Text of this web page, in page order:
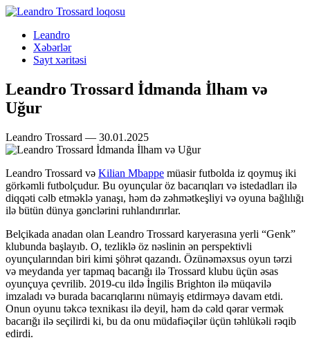
Leandro
Xəbərlər
Sayt xəritəsi
Leandro Trossard İdmanda İlham və
Uğur
Leandro Trossard — 30.01.2025
Leandro Trossard və Kilian Mbappe müasir futbolda iz qoymuş iki
görkəmli futbolçudur. Bu oyunçular öz bacarıqları və istedadları ilə
diqqəti cəlb etməklə yanaşı, həm də zəhmətkeşliyi və oyuna bağlılığı
ilə bütün dünya gənclərini ruhlandırırlar.
Belçikada anadan olan Leandro Trossard karyerasına yerli “Genk”
klubunda başlayıb. O, tezliklə öz nəslinin ən perspektivli
oyunçularından biri kimi şöhrət qazandı. Özünəməxsus oyun tərzi
və meydanda yer tapmaq bacarığı ilə Trossard klubu üçün əsas
oyunçuya çevrilib. 2019-cu ildə İngilis Brighton ilə müqavilə
imzaladı və burada bacarıqlarını nümayiş etdirməyə davam etdi.
Onun oyunu təkcə texnikası ilə deyil, həm də cəld qərar vermək
bacarığı ilə seçilirdi ki, bu da onu müdafiəçilər üçün təhlükəli rəqib
edirdi.